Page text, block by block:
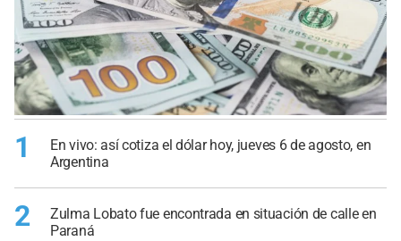
1
En vivo: así cotiza el dólar hoy, jueves 6 de agosto, en
Argentina
2
Zulma Lobato fue encontrada en situación de calle en
Paraná